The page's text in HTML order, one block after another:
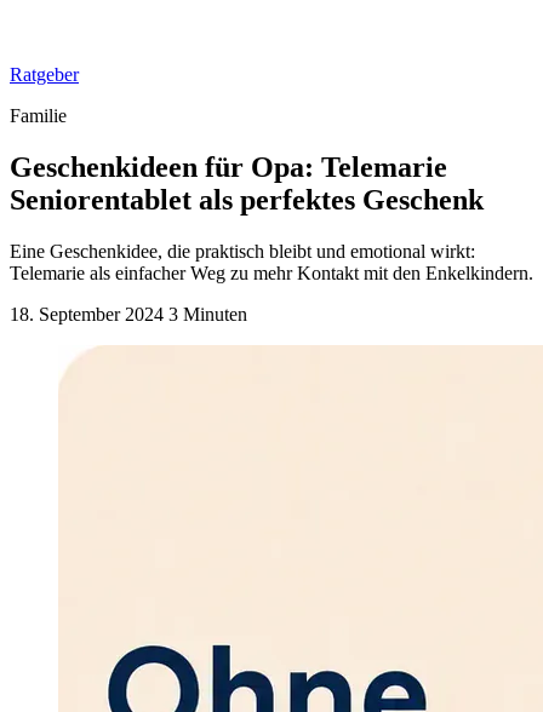
Ratgeber
Familie
Geschenkideen für Opa: Telemarie
Seniorentablet als perfektes Geschenk
Eine Geschenkidee, die praktisch bleibt und emotional wirkt:
Telemarie als einfacher Weg zu mehr Kontakt mit den Enkelkindern.
18. September 2024 3 Minuten